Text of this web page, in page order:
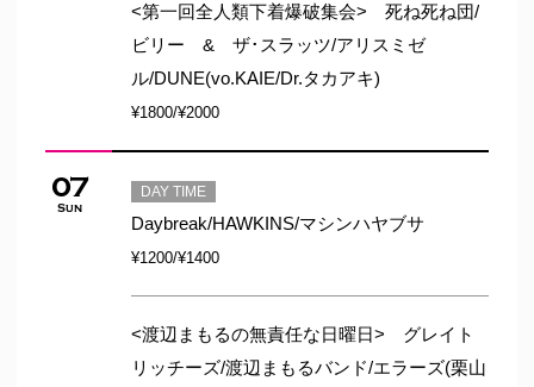
<第一回全人類下着爆破集会> 死ね死ね団/
ビリー & ザ･スラッツ/アリスミゼ
ル/DUNE(vo.KAIE/Dr.タカアキ)
¥1800/¥2000
07
Sun
DAY TIME
Daybreak/HAWKINS/マシンハヤブサ
¥1200/¥1400
<渡辺まもるの無責任な日曜日> グレイト
リッチーズ/渡辺まもるバンド/エラーズ(栗山